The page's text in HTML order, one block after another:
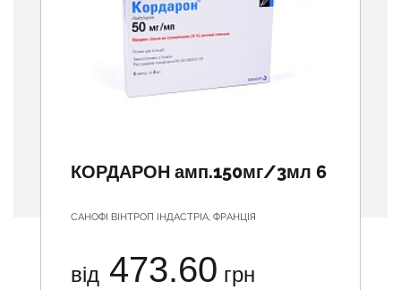
КОРДАРОН амп.150мг/3мл 6
САНОФІ ВІНТРОП ІНДАСТРІА, ФРАНЦІЯ
від 473.60 грн